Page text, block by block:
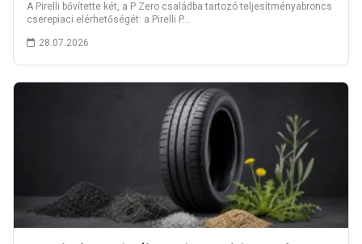
A Pirelli bővítette két, a P Zero családba tartozó teljesítményabroncs
cserepiaci elérhetőségét: a Pirelli P…
28.07.2026